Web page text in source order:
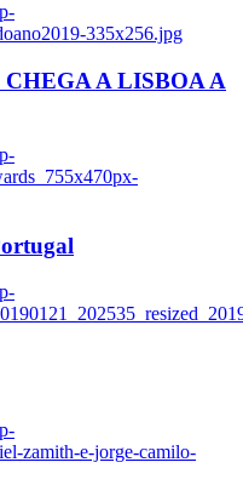
335x256.jpg
A LISBOA A
zamith-e-jorge-camilo-